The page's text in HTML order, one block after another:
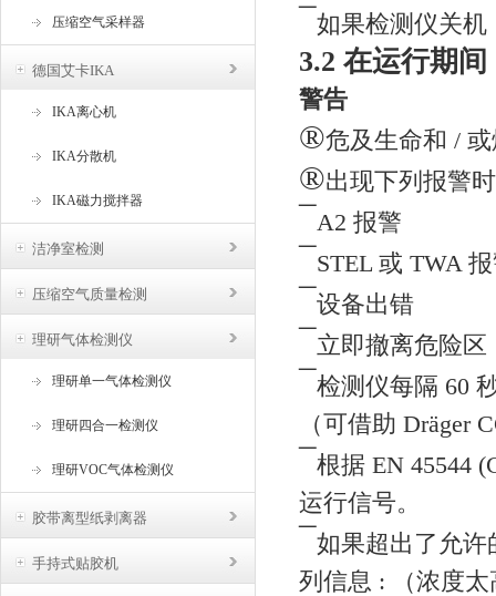
压缩空气采样器
德国艾卡IKA
IKA离心机
IKA分散机
IKA磁力搅拌器
洁净室检测
压缩空气质量检测
理研气体检测仪
理研单一气体检测仪
理研四合一检测仪
理研VOC气体检测仪
胶带离型纸剥离器
手持式贴胶机
¯如果检测仪关机
3.2 在运行期间
警告
®危及生命和 /
®出现下列报警
¯A2 报警
¯STEL 或 TWA
¯设备出错
¯立即撤离危险区
¯检测仪每隔 60
（可借助 Dräger
¯根据 EN 45544
运行信号。
¯如果超出了允许
列信息 : （浓度